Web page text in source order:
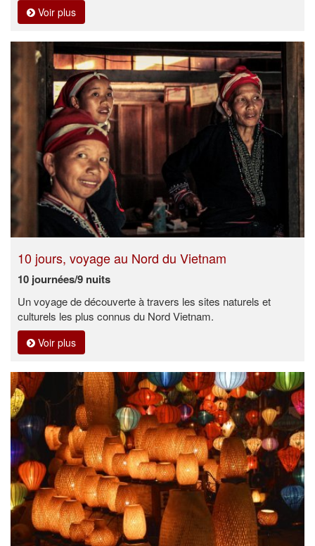
Voir plus
10 jours, voyage au Nord du Vietnam
10 journées/9 nuits
Un voyage de découverte à travers les sites naturels et
culturels les plus connus du Nord Vietnam.
Voir plus